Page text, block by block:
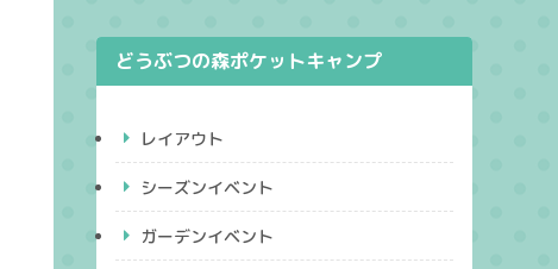
どうぶつの森ポケットキャンプ
レイアウト
シーズンイベント
ガーデンイベント